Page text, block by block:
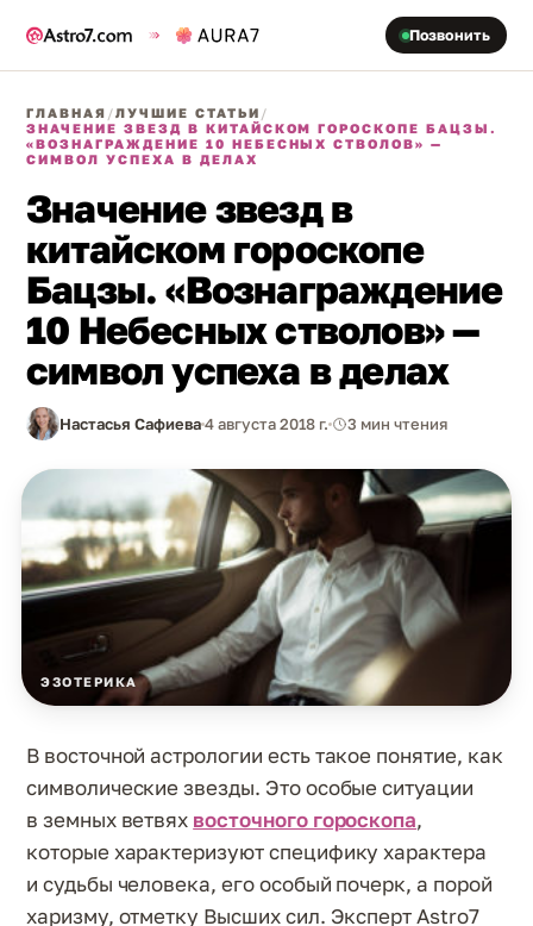
Позвонить
ГЛАВНАЯ /ЛУЧШИЕ СТАТЬИ /
ЗНАЧЕНИЕ ЗВЕЗД В КИТАЙСКОМ ГОРОСКОПЕ БАЦЗЫ.
«ВОЗНАГРАЖДЕНИЕ 10 НЕБЕСНЫХ СТВОЛОВ» —
СИМВОЛ УСПЕХА В ДЕЛАХ
Значение звезд в
китайском гороскопе
Бацзы. «Вознаграждение
10 Небесных стволов» —
символ успеха в делах
Настасья Сафиева4 августа 2018 г. 3 мин чтения
ЭЗОТЕРИКА
В восточной астрологии есть такое понятие, как
символические звезды. Это особые ситуации
в земных ветвях восточного гороскопа,
которые характеризуют специфику характера
и судьбы человека, его особый почерк, а порой
харизму, отметку Высших сил. Эксперт Astro7